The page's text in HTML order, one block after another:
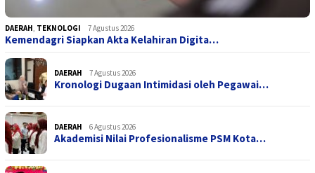
DAERAH, TEKNOLOGI 7 Agustus 2026
Kemendagri Siapkan Akta Kelahiran Digita…
DAERAH 7 Agustus 2026
Kronologi Dugaan Intimidasi oleh Pegawai…
DAERAH 6 Agustus 2026
Akademisi Nilai Profesionalisme PSM Kota…